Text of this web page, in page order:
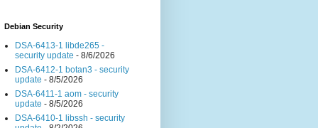
Debian Security
DSA-6413-1 libde265 -
security update - 8/6/2026
DSA-6412-1 botan3 - security
update - 8/5/2026
DSA-6411-1 aom - security
update - 8/5/2026
DSA-6410-1 libssh - security